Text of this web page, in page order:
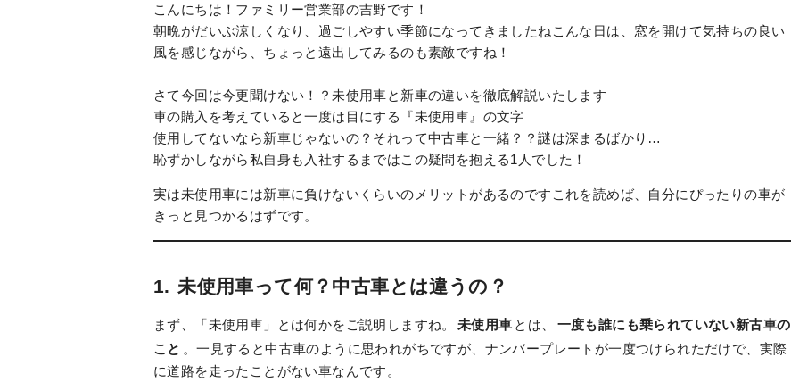
こんにちは ！ファミリー営業部の吉野です！
朝晩がだいぶ涼しくなり、過ごしやすい季節になってきましたね こんな日は、窓を開けて気持ちの良い
風を感じながら、ちょっと遠出してみるのも素敵ですね！
さて今回は今更聞けない！？未使用車と新車の違いを徹底解説いたします
車の購入を考えていると一度は目にする『未使用車』の文字
使用してないなら新車じゃないの？それって中古車と一緒？？謎は深まるばかり…
恥ずかしながら私自身も入社するまではこの疑問を抱える1人でした！
実は未使用車には新車に負けないくらいのメリットがあるのです これを読めば、自分にぴったりの車が
きっと見つかるはずです。
1. 未使用車って何？中古車とは違うの？
まず、「未使用車」とは何かをご説明しますね。 未使用車 とは、
一度も誰にも乗られていない新古車の
こと 。一見すると中古車のように思われがちですが、ナンバープレートが一度つけられただけで、実際
に道路を走ったことがない車なんです。